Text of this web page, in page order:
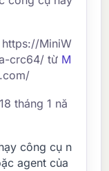
MiniW
crc64/ từ M
tháng 1 nă
công cụ n
agent của